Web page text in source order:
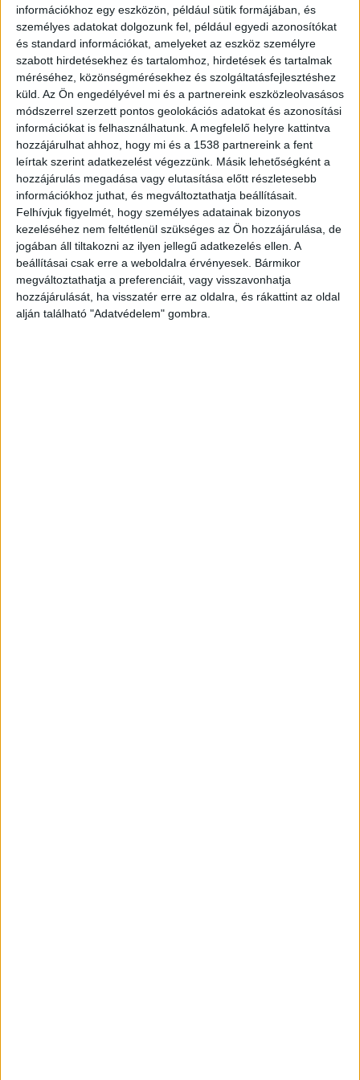
információkhoz egy eszközön, például sütik formájában, és
személyes adatokat dolgozunk fel, például egyedi azonosítókat
és standard információkat, amelyeket az eszköz személyre
szabott hirdetésekhez és tartalomhoz, hirdetések és tartalmak
méréséhez, közönségmérésekhez és szolgáltatásfejlesztéshez
küld. Az Ön engedélyével mi és a partnereink eszközleolvasásos
módszerrel szerzett pontos geolokációs adatokat és azonosítási
információkat is felhasználhatunk. A megfelelő helyre kattintva
hozzájárulhat ahhoz, hogy mi és a 1538 partnereink a fent
leírtak szerint adatkezelést végezzünk. Másik lehetőségként a
hozzájárulás megadása vagy elutasítása előtt részletesebb
információkhoz juthat, és megváltoztathatja beállításait.
Felhívjuk figyelmét, hogy személyes adatainak bizonyos
kezeléséhez nem feltétlenül szükséges az Ön hozzájárulása, de
jogában áll tiltakozni az ilyen jellegű adatkezelés ellen. A
beállításai csak erre a weboldalra érvényesek. Bármikor
megváltoztathatja a preferenciáit, vagy visszavonhatja
hozzájárulását, ha visszatér erre az oldalra, és rákattint az oldal
alján található "Adatvédelem" gombra.
A debreceni Semcorp-gyár súlyos
környezetszennyezést okozott. A gyárból
származó, talajvízbe szivárgó szúrós szagú
anyagban a megengedett alumínium-határérték
több mint 13 ezerszeresét mérték, de egyéb
nehézfémeket is kimutattak a gyár térségében. A
hatósági szemle már februárban megtörtént, a
fideszes kormányhivatal sunnyogott. A hatóság
csak pár napja, június 24-én lépett azzal, hogy
felfüggesztette a gyár működését. A Kékvillogó
legfrissebb híreit ide kattintva éred el! A
Facebookon már 342 ezernél is többen követnek
minket.